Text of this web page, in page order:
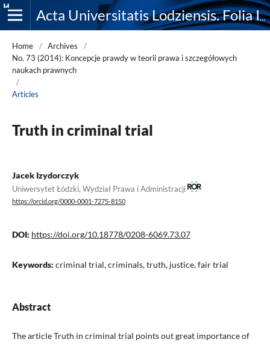
Acta Universitatis Lodziensis. Folia Iuridica
Home / Archives
/
No. 73 (2014): Koncepcje prawdy w teorii prawa i szczegółowych
naukach prawnych
/
Articles
Truth in criminal trial
Jacek Izydorczyk
Uniwersytet Łódzki, Wydział Prawa i Administracji
https://orcid.org/0000-0001-7275-8150
DOI: https://doi.org/10.18778/0208-6069.73.07
Keywords: criminal trial, criminals, truth, justice, fair trial
Abstract
The article Truth in criminal trial points out great importance of